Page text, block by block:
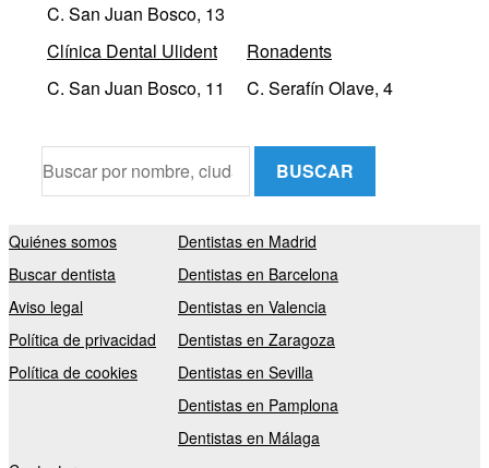
C. San Juan Bosco, 13
Clínica Dental Ulident
C. San Juan Bosco, 11
Ronadents
C. Serafín Olave, 4
BUSCAR
Quiénes somos
Buscar dentista
Aviso legal
Política de privacidad
Política de cookies
Dentistas en Madrid
Dentistas en Barcelona
Dentistas en Valencia
Dentistas en Zaragoza
Dentistas en Sevilla
Dentistas en Pamplona
Dentistas en Málaga